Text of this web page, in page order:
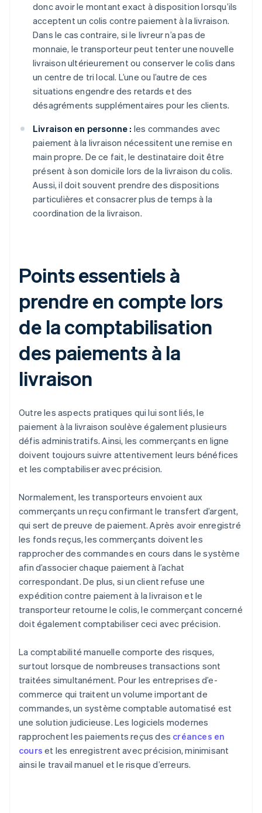
donc avoir le montant exact à disposition lorsqu’ils
acceptent un colis contre paiement à la livraison.
Dans le cas contraire, si le livreur n’a pas de
monnaie, le transporteur peut tenter une nouvelle
livraison ultérieurement ou conserver le colis dans
un centre de tri local. L’une ou l’autre de ces
situations engendre des retards et des
désagréments supplémentaires pour les clients.
Livraison en personne : les commandes avec
paiement à la livraison nécessitent une remise en
main propre. De ce fait, le destinataire doit être
présent à son domicile lors de la livraison du colis.
Aussi, il doit souvent prendre des dispositions
particulières et consacrer plus de temps à la
coordination de la livraison.
Points essentiels à
prendre en compte lors
de la comptabilisation
des paiements à la
livraison
Outre les aspects pratiques qui lui sont liés, le
paiement à la livraison soulève également plusieurs
défis administratifs. Ainsi, les commerçants en ligne
doivent toujours suivre attentivement leurs bénéfices
et les comptabiliser avec précision.
Normalement, les transporteurs envoient aux
commerçants un reçu confirmant le transfert d’argent,
qui sert de preuve de paiement. Après avoir enregistré
les fonds reçus, les commerçants doivent les
rapprocher des commandes en cours dans le système
afin d’associer chaque paiement à l’achat
correspondant. De plus, si un client refuse une
expédition contre paiement à la livraison et le
transporteur retourne le colis, le commerçant concerné
doit également comptabiliser ceci avec précision.
La comptabilité manuelle comporte des risques,
surtout lorsque de nombreuses transactions sont
traitées simultanément. Pour les entreprises d’e-
commerce qui traitent un volume important de
commandes, un système comptable automatisé est
une solution judicieuse. Les logiciels modernes
rapprochent les paiements reçus des créances en
cours et les enregistrent avec précision, minimisant
ainsi le travail manuel et le risque d’erreurs.